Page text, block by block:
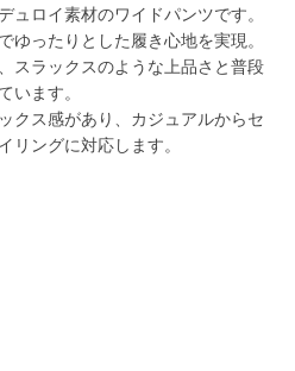
ュロイ素材のワイドパンツです。
ゆったりとした履き心地を実現。
スラックスのような上品さと普段
います。
クス感があり、カジュアルからセ
リングに対応します。